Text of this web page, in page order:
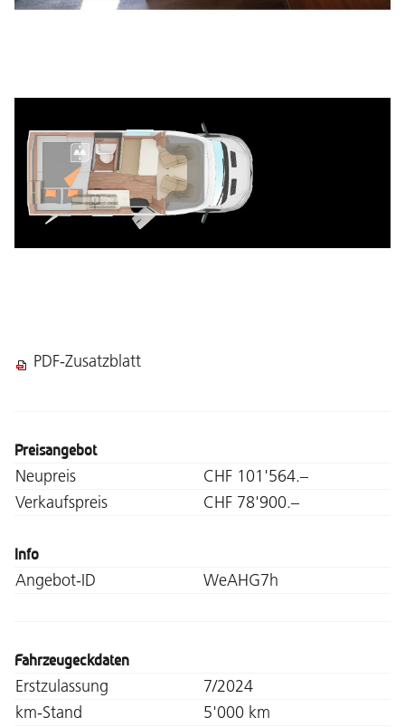
PDF-Zusatzblatt
Preisangebot
Neupreis
CHF 101'564.–
Verkaufspreis
CHF 78'900.–
Info
Angebot-ID WeAHG7h
Fahrzeugeckdaten
Erstzulassung
7/2024
km-Stand
5'000 km